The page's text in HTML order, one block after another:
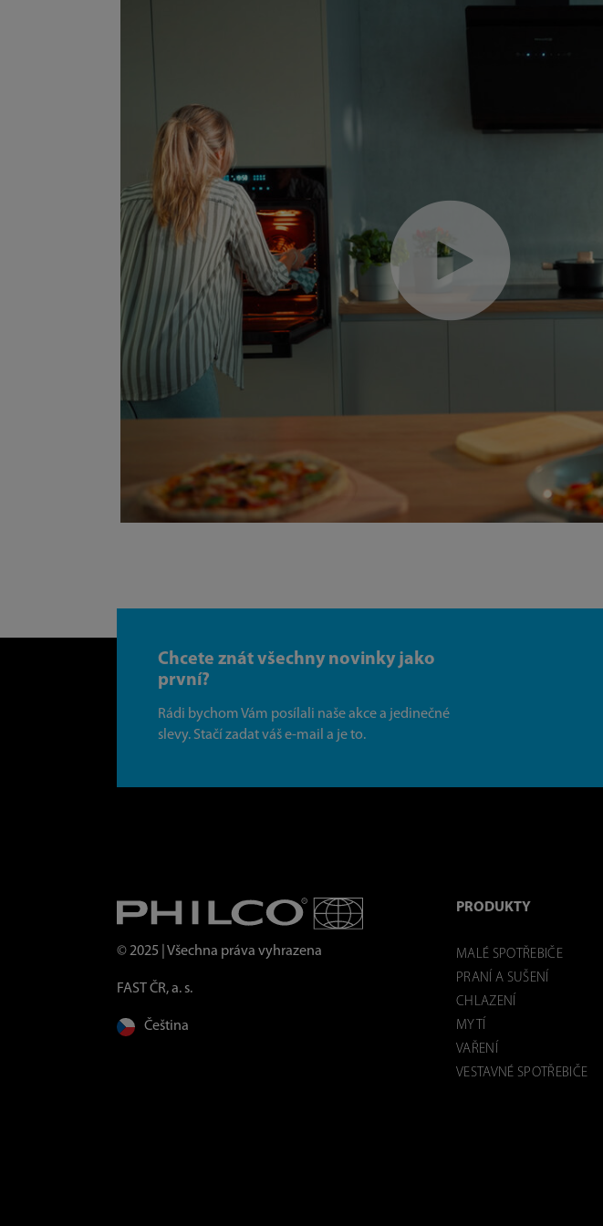
Chcete znát všechny novinky jako
první?
Rádi bychom Vám posílali naše akce a jedinečné
slevy. Stačí zadat váš e-mail a je to.
© 2025 | Všechna práva vyhrazena
FAST ČR, a. s.
Čeština
PRODUKTY
MALÉ SPOTŘEBIČE
PRANÍ A SUŠENÍ
CHLAZENÍ
MYTÍ
VAŘENÍ
VESTAVNÉ SPOTŘEBIČE